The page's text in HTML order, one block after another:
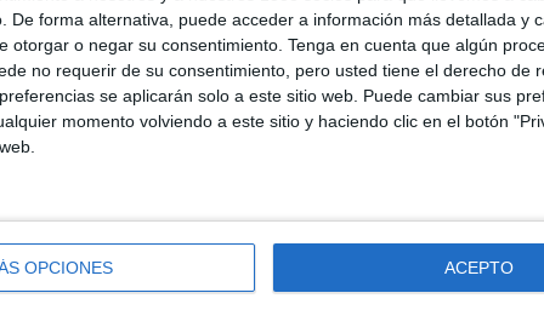
De forma alternativa, puede acceder a información más detallada y
otorgar o negar su consentimiento. Tenga en cuenta que algún
no requerir de su consentimiento, pero usted tiene el derecho de
se aplicarán solo a este sitio web. Puede cambiar sus
momento volviendo a este sitio y haciendo clic en el botón
OPCIONES ACEPTO
strategic director refuerza el área estratégica de
de comunicación más relevantes, eficaces y
su nueva posición, impulsará la visión
conocimiento del consumidor, planificación
de valor orientadas a resultados.
su negocio, anticipar cambios en el comportamiento
de medios en oportunidades claras de
la estrategia como eje vertebrador de cada
afirma Sandra Corrales, strategic director de